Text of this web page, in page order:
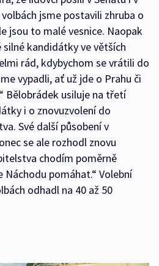
jsme postavili zhruba o
jsou to malé vesnice. Naopak
kandidátky ve větších
rád, kdybychom se vrátili do
vypadli, ať už jde o Prahu či
Bělobrádek usiluje na třetí
i o znovuzvolení do
Své další působení v
se ale rozhodl znovu
chodím poměrně
Náchodu pomáhat.“ Volební
odhadl na 40 až 50